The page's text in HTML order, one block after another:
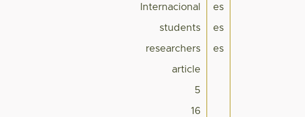
Internacional es
students es
researchers es
article
5
16